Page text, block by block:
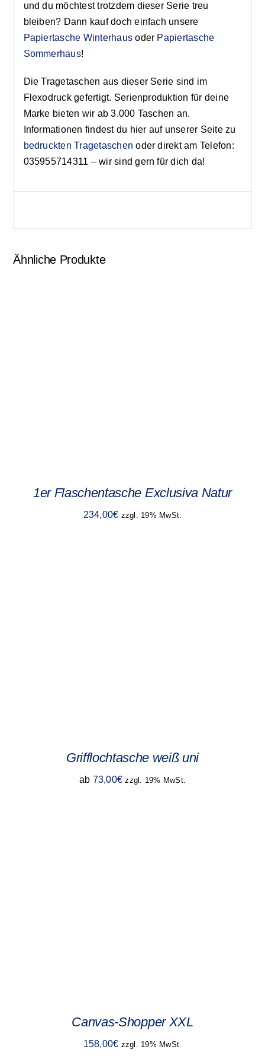
und du möchtest trotzdem dieser Serie treu
bleiben? Dann kauf doch einfach unsere
Papiertasche Winterhaus oder Papiertasche
Sommerhaus!
Die Tragetaschen aus dieser Serie sind im
Flexodruck gefertigt. Serienproduktion für deine
Marke bieten wir ab 3.000 Taschen an.
Informationen findest du hier auf unserer Seite zu
bedruckten Tragetaschen oder direkt am Telefon:
035955714311 – wir sind gern für dich da!
Ähnliche Produkte
1er Flaschentasche Exclusiva Natur
234,00€ zzgl. 19% MwSt.
Grifflochtasche weiß uni
ab 73,00€ zzgl. 19% MwSt.
Canvas-Shopper XXL
158,00€ zzgl. 19% MwSt.